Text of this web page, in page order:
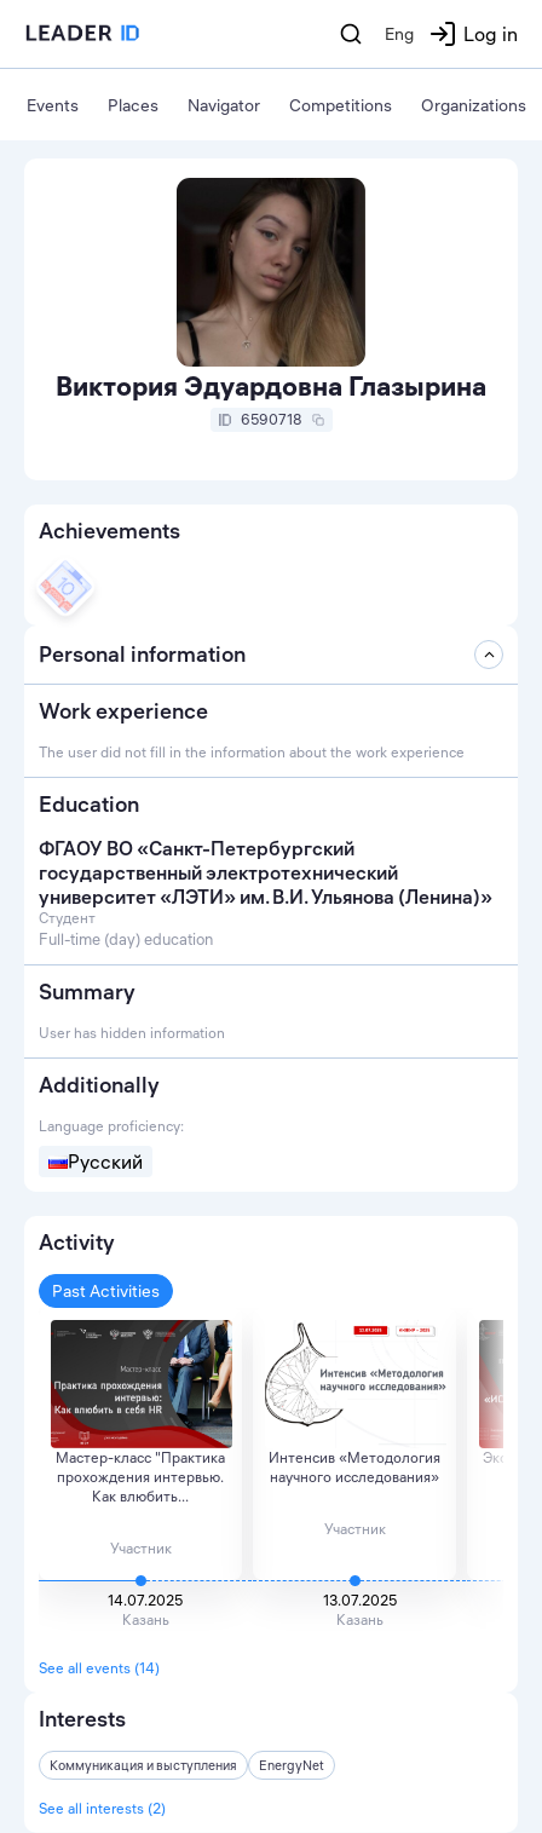
Eng Log in
Events Places Navigator Competitions Organizations
Виктория Эдуардовна Глазырина
6590718
Achievements
Personal information
Work experience
The user did not fill in the information about the work experience
Education
ФГАОУ ВО «Санкт-Петербургский
государственный электротехнический
университет «ЛЭТИ» им. В.И. Ульянова (Ленина)»
Студент
Full-time (day) education
Summary
User has hidden information
Additionally
Language proficiency:
Русский
Activity
Past Activities
Мастер-класс "Практика
прохождения интервью.
Как влюбить...
Участник
14.07.2025
Казань
Интенсив «Методология
научного исследования»
Участник
13.07.2025
Казань
See all events (14)
Interests
Коммуникация и выступления EnergyNet
See all interests (2)